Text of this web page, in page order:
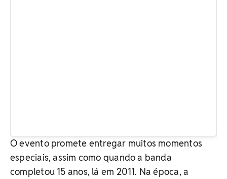
O evento promete entregar muitos momentos
especiais, assim como quando a banda
completou 15 anos, lá em 2011. Na época, a